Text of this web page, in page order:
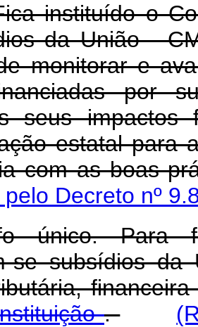
instituído o
da União -
monitorar e
por
seus
estatal para
com as boas
Decreto nº
único. Para
se subsídios
.